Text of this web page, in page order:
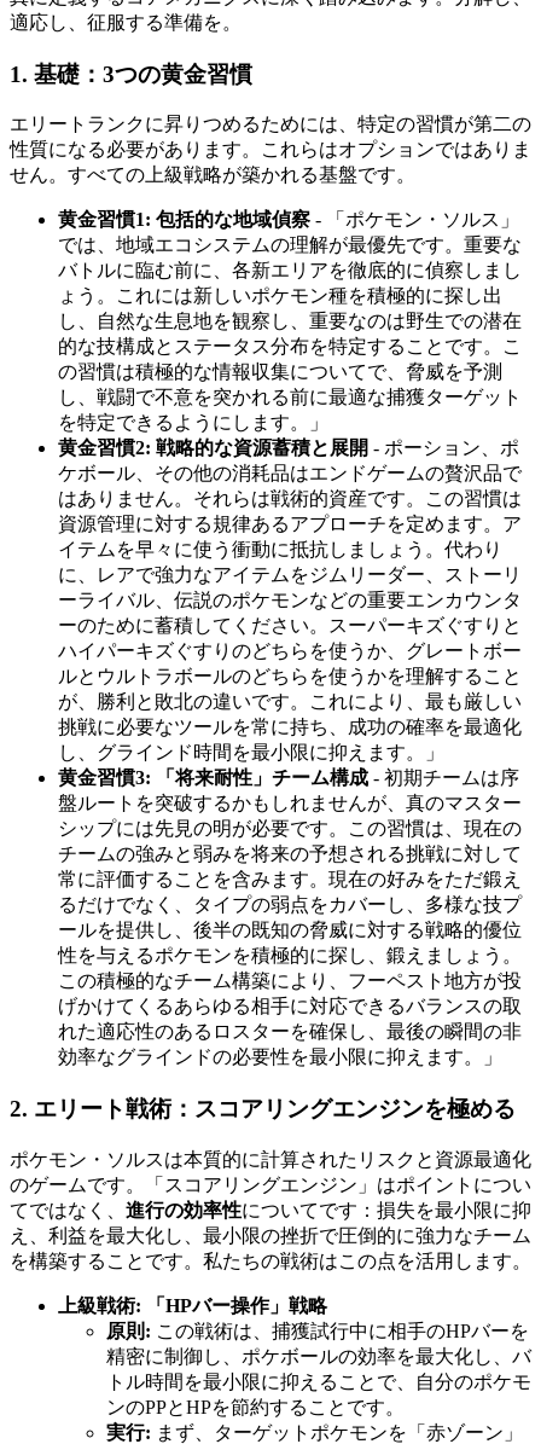
適応し、征服する準備を。
1. 基礎：3つの黄金習慣
エリートランクに昇りつめるためには、特定の習慣が第二の
性質になる必要があります。これらはオプションではありま
せん。すべての上級戦略が築かれる基盤です。
黄金習慣1: 包括的な地域偵察 - 「ポケモン・ソルス」
では、地域エコシステムの理解が最優先です。重要な
バトルに臨む前に、各新エリアを徹底的に偵察しまし
ょう。これには新しいポケモン種を積極的に探し出
し、自然な生息地を観察し、重要なのは野生での潜在
的な技構成とステータス分布を特定することです。こ
の習慣は積極的な情報収集についてで、脅威を予測
し、戦闘で不意を突かれる前に最適な捕獲ターゲット
を特定できるようにします。」
黄金習慣2: 戦略的な資源蓄積と展開 - ポーション、ポ
ケボール、その他の消耗品はエンドゲームの贅沢品で
はありません。それらは戦術的資産です。この習慣は
資源管理に対する規律あるアプローチを定めます。ア
イテムを早々に使う衝動に抵抗しましょう。代わり
に、レアで強力なアイテムをジムリーダー、ストーリ
ーライバル、伝説のポケモンなどの重要エンカウンタ
ーのために蓄積してください。スーパーキズぐすりと
ハイパーキズぐすりのどちらを使うか、グレートボー
ルとウルトラボールのどちらを使うかを理解すること
が、勝利と敗北の違いです。これにより、最も厳しい
挑戦に必要なツールを常に持ち、成功の確率を最適化
し、グラインド時間を最小限に抑えます。」
黄金習慣3: 「将来耐性」チーム構成 - 初期チームは序
盤ルートを突破するかもしれませんが、真のマスター
シップには先見の明が必要です。この習慣は、現在の
チームの強みと弱みを将来の予想される挑戦に対して
常に評価することを含みます。現在の好みをただ鍛え
るだけでなく、タイプの弱点をカバーし、多様な技プ
ールを提供し、後半の既知の脅威に対する戦略的優位
性を与えるポケモンを積極的に探し、鍛えましょう。
この積極的なチーム構築により、フーペスト地方が投
げかけてくるあらゆる相手に対応できるバランスの取
れた適応性のあるロスターを確保し、最後の瞬間の非
効率なグラインドの必要性を最小限に抑えます。」
2. エリート戦術：スコアリングエンジンを極める
ポケモン・ソルスは本質的に計算されたリスクと資源最適化
のゲームです。「スコアリングエンジン」はポイントについ
てではなく、 進行の効率性についてです：損失を最小限に抑
え、利益を最大化し、最小限の挫折で圧倒的に強力なチーム
を構築することです。私たちの戦術はこの点を活用します。
上級戦術: 「HPバー操作」戦略
原則: この戦術は、捕獲試行中に相手のHPバーを
精密に制御し、ポケボールの効率を最大化し、バ
トル時間を最小限に抑えることで、自分のポケモ
ンのPPとHPを節約することです。
実行: まず、ターゲットポケモンを「赤ゾーン」